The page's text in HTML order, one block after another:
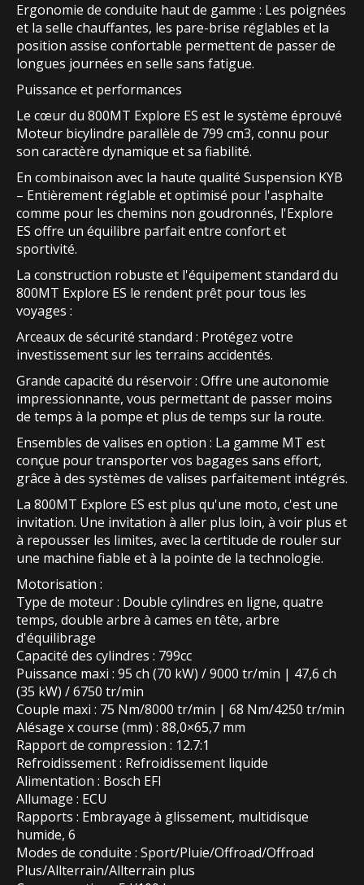
Ergonomie de conduite haut de gamme : Les poignées
et la selle chauffantes, les pare-brise réglables et la
position assise confortable permettent de passer de
longues journées en selle sans fatigue.
Puissance et performances
Le cœur du 800MT Explore ES est le système éprouvé
Moteur bicylindre parallèle de 799 cm3, connu pour
son caractère dynamique et sa fiabilité.
En combinaison avec la haute qualité Suspension KYB
– Entièrement réglable et optimisé pour l'asphalte
comme pour les chemins non goudronnés, l'Explore
ES offre un équilibre parfait entre confort et
sportivité.
La construction robuste et l'équipement standard du
800MT Explore ES le rendent prêt pour tous les
voyages :
Arceaux de sécurité standard : Protégez votre
investissement sur les terrains accidentés.
Grande capacité du réservoir : Offre une autonomie
impressionnante, vous permettant de passer moins
de temps à la pompe et plus de temps sur la route.
Ensembles de valises en option : La gamme MT est
conçue pour transporter vos bagages sans effort,
grâce à des systèmes de valises parfaitement intégrés.
La 800MT Explore ES est plus qu'une moto, c'est une
invitation. Une invitation à aller plus loin, à voir plus et
à repousser les limites, avec la certitude de rouler sur
une machine fiable et à la pointe de la technologie.
Motorisation :
Type de moteur : Double cylindres en ligne, quatre
temps, double arbre à cames en tête, arbre
d'équilibrage
Capacité des cylindres : 799cc
Puissance maxi : 95 ch (70 kW) / 9000 tr/min | 47,6 ch
(35 kW) / 6750 tr/min
Couple maxi : 75 Nm/8000 tr/min | 68 Nm/4250 tr/min
Alésage x course (mm) : 88,0×65,7 mm
Rapport de compression : 12.7:1
Refroidissement : Refroidissement liquide
Alimentation : Bosch EFI
Allumage : ECU
Rapports : Embrayage à glissement, multidisque
humide, 6
Modes de conduite : Sport/Pluie/Offroad/Offroad
Plus/Allterrain/Allterrain plus